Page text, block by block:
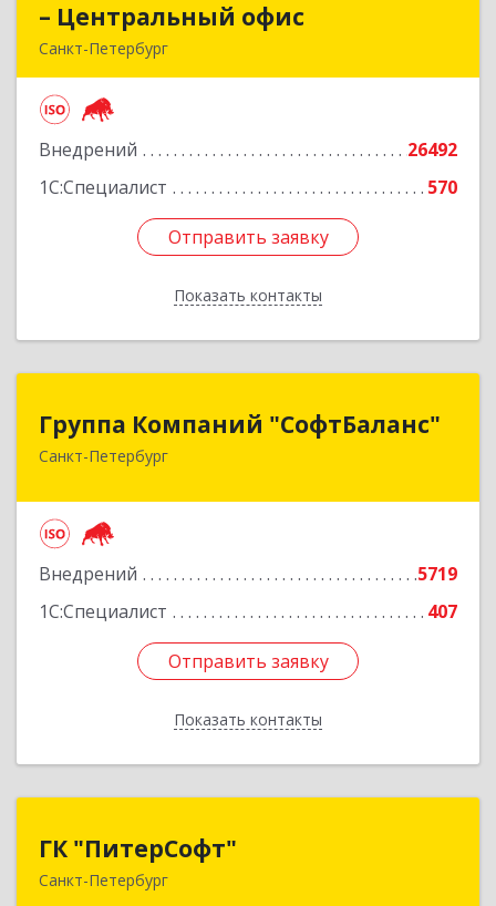
– Центральный офис
Санкт-Петербург
Внедрений
26492
1С:Специалист
570
Отправить заявку
Показать контакты
– Центральный офис
Отправить заявку
Назад
Группа Компаний "СофтБаланс"
Санкт-Петербург
Внедрений
5719
1С:Специалист
407
Отправить заявку
Показать контакты
Группа Компаний "СофтБаланс"
195112, Санкт-Петербург г, Заневский пр-кт,
Отправить заявку
Назад
ГК "ПитерСофт"
Санкт-Петербург197136, Санкт-Петербург г, Всеволода